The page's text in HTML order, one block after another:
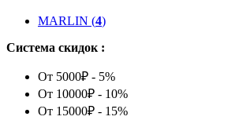
MARLIN (4)
Система скидок :
От 5000₽ - 5%
От 10000₽ - 10%
От 15000₽ - 15%